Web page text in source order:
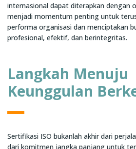
internasional dapat diterapkan dengan
menjadi momentum penting untuk
performa organisasi dan menciptakan
profesional, efektif, dan berintegritas.
Langkah Menuju
Keunggulan
Sertifikasi ISO bukanlah akhir dari
dari komitmen jangka panjang untuk